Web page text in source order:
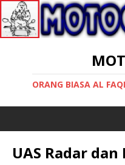
ORANG BIASA AL
UAS Radar